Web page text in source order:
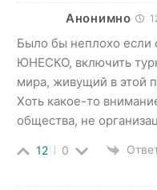
Анонимно
Было бы неплохо если
ЮНЕСКО, включить
мира, живущий в этой
Хоть какое-то
общества, не
12 0